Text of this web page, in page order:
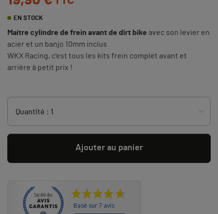
EN STOCK
Maitre cylindre de frein avant de dirt bike avec son levier en
acier et un banjo 10mm inclus
WKX Racing, c'est tous les kits frein complet avant et
arrière à petit prix !
Ajouter au panier
Basé sur 7 avis